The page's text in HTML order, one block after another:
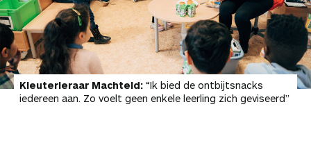
Kleuterleraar Machteld: “Ik bied de ontbijtsnacks
iedereen aan. Zo voelt geen enkele leerling zich geviseerd”